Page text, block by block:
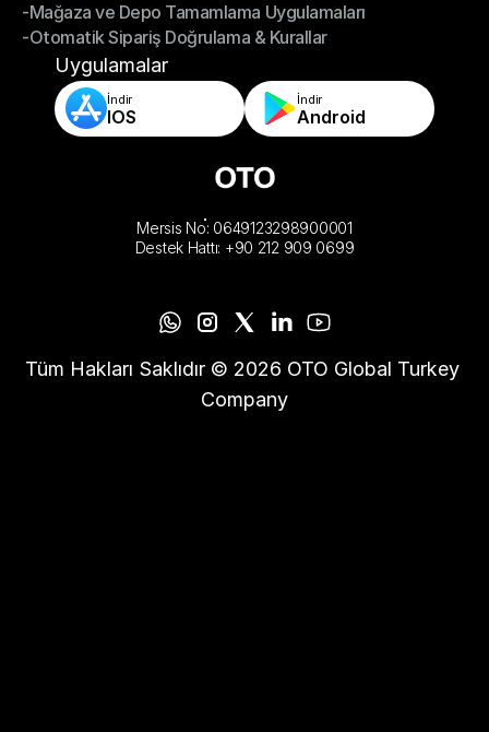
- Akıllı Sipariş Yönlendirme
-Mağaza ve Depo Tamamlama Uygulamaları
-Mağaza ve Depo Tamamlama Uygulamaları
-Otomatik Sipariş Doğrulama & Kurallar
-Otomatik Sipariş Doğrulama & Kurallar
Uygulamalar
İndir
IOS
İndir
Android
Mersis No: 0649123298900001
Destek Hattı: +90 212 909 0699
Tüm Hakları Saklıdır © 2026 OTO Global Turkey
Company